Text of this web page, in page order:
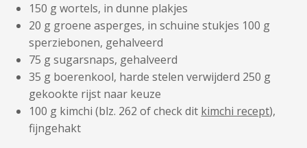
150 g wortels, in dunne plakjes
20 g groene asperges, in schuine stukjes 100 g
sperziebonen, gehalveerd
75 g sugarsnaps, gehalveerd
35 g boerenkool, harde stelen verwijderd 250 g
gekookte rijst naar keuze
100 g kimchi (blz. 262 of check dit kimchi recept),
fijngehakt